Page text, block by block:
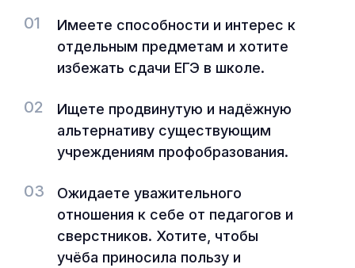
01
Имеете способности и интерес к
отдельным предметам и хотите
избежать сдачи ЕГЭ в школе.
02
Ищете продвинутую и надёжную
альтернативу существующим
учреждениям профобразования.
03
Ожидаете уважительного
отношения к себе от педагогов и
сверстников. Хотите, чтобы
учёба приносила пользу и